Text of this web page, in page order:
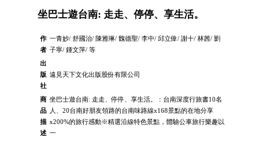
坐巴士遊台南: 走走、停停、享生活。
作
者
一青妙/ 舒國治/ 陳雅琳/ 魏德聖/ 李中/ 邱立偉/ 謝十/ 林茜/ 劉
子寧/ 鍾文萍/ 等
出
版
社
遠見天下文化出版股份有限公司
商
品
描
述
坐巴士遊台南: 走走、停停、享生活。：台南深度行旅書10名
人、20台南好朋友領路的台南味路線x168景點的在地分享
x200%的旅行感動※精選沿線特色景點，體驗公車旅行樂趣以
一